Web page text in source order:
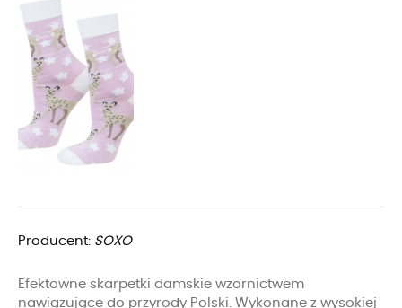
Producent: SOXO
Efektowne skarpetki damskie wzornictwem
nawiązujące do przyrody Polski. Wykonane z wysokiej